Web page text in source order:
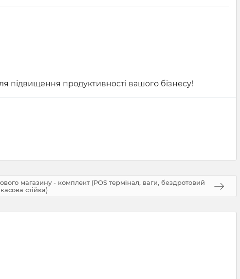
підвищення продуктивності вашого бізнесу!
магазину - комплект (POS термінал, ваги, бездротовий
стійка)